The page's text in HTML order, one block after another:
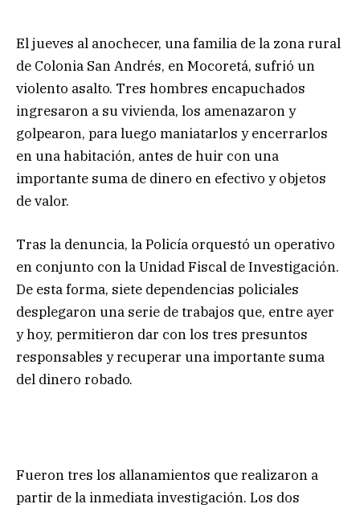
El jueves al anochecer, una familia de la zona rural
de Colonia San Andrés, en Mocoretá, sufrió un
violento asalto. Tres hombres encapuchados
ingresaron a su vivienda, los amenazaron y
golpearon, para luego maniatarlos y encerrarlos
en una habitación, antes de huir con una
importante suma de dinero en efectivo y objetos
de valor.
Tras la denuncia, la Policía orquestó un operativo
en conjunto con la Unidad Fiscal de Investigación.
De esta forma, siete dependencias policiales
desplegaron una serie de trabajos que, entre ayer
y hoy, permitieron dar con los tres presuntos
responsables y recuperar una importante suma
del dinero robado.
Fueron tres los allanamientos que realizaron a
partir de la inmediata investigación. Los dos